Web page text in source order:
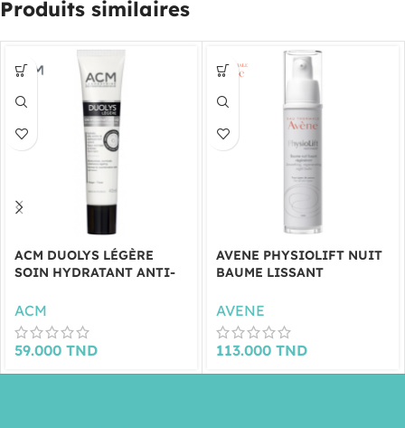
Produits similaires
ACM DUOLYS LÉGÈRE
SOIN HYDRATANT ANTI-
ACM
59.000 TND
AVENE PHYSIOLIFT NUIT
BAUME LISSANT
AVENE
113.000 TND